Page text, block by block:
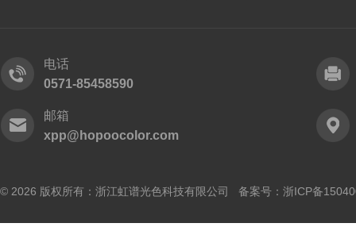
电话
0571-85458590
邮箱
xpp@hopoocolor.com
© 2026 版权所有：浙江虹谱光色科技有限公司 备案号： 浙ICP备